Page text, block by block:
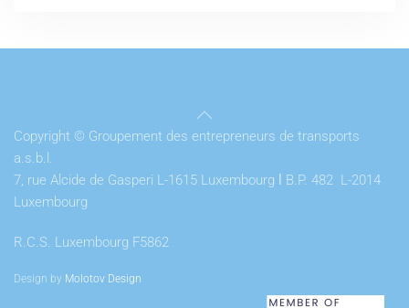
Copyright © Groupement des entrepreneurs de transports
a.s.b.l.
7, rue Alcide de Gasperi L-1615 Luxembourg
B.P. 482 L-2014
Luxembourg
R.C.S. Luxembourg F5862
Design by Molotov Design